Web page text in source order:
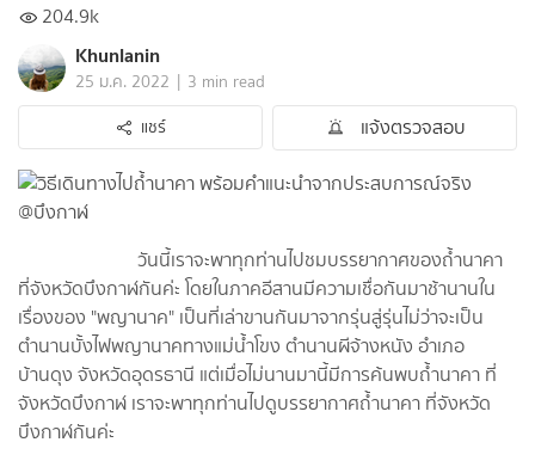
204.9k
Khunlanin
25 ม.ค. 2022 | 3 min read
แชร์
แจ้งตรวจสอบ
วันนี้เราจะพาทุกท่านไปชมบรรยากาศของถ้ำนาคา
ที่จังหวัดบึงกาฬกันค่ะ โดยในภาคอีสานมีความเชื่อกันมาช้านานใน
เรื่องของ "พญานาค" เป็นที่เล่าขานกันมาจากรุ่นสู่รุ่นไม่ว่าจะเป็น
ตำนานบั้งไฟพญานาคทางแม่น้ำโขง ตำนานผีจ้างหนัง อำเภอ
บ้านดุง จังหวัดอุดรธานี แต่เมื่อไม่นานมานี้มีการค้นพบถ้ำนาคา ที่
จังหวัดบึงกาฬ เราจะพาทุกท่านไปดูบรรยากาศถ้ำนาคา ที่จังหวัด
บึงกาฬกันค่ะ